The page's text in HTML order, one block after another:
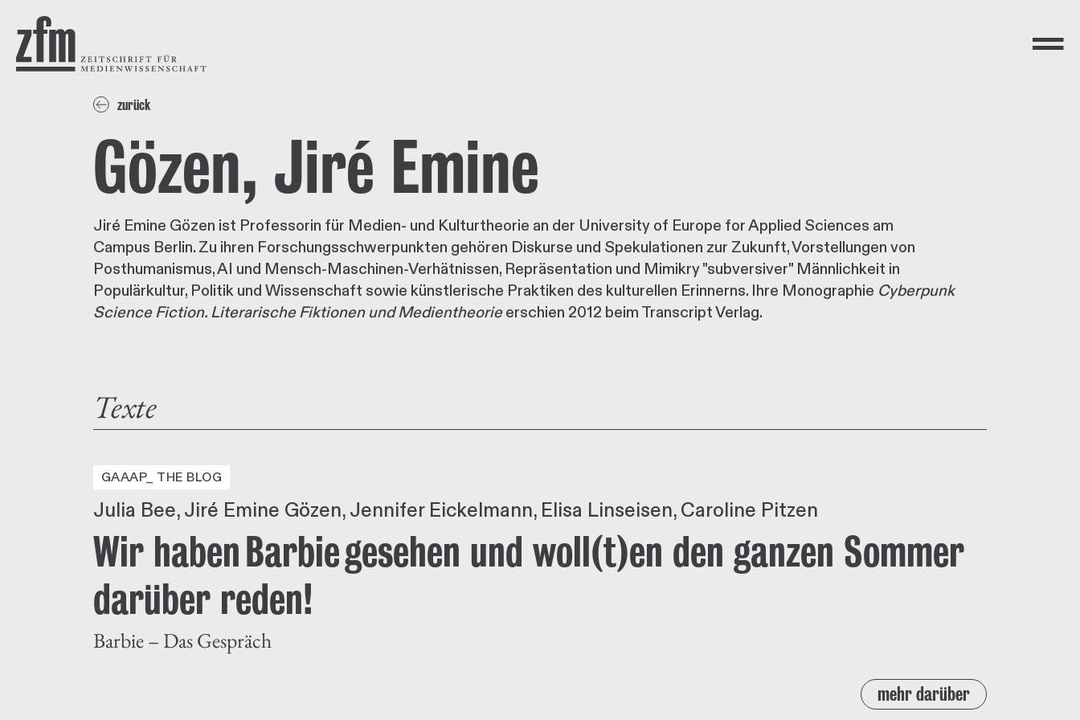
ZEITSCHRIFT FÜR
MEDIENWISSENSCHAFT
Menü
zurück
Gözen, Jiré Emine
Jiré Emine Gözen ist Professorin für Medien- und Kulturtheorie an der University of Europe for Applied Sciences am
Campus Berlin. Zu ihren Forschungsschwerpunkten gehören Diskurse und Spekulationen zur Zukunft, Vorstellungen von
Posthumanismus, AI und Mensch-Maschinen-Verhätnissen, Repräsentation und Mimikry "subversiver" Männlichkeit in
Populärkultur, Politik und Wissenschaft sowie künstlerische Praktiken des kulturellen Erinnerns. Ihre Monographie Cyberpunk
Science Fiction. Literarische Fiktionen und Medientheorieerschien 2012 beim Transcript Verlag.
Texte
GAAAP_ THE BLOG
Julia Bee Jiré Emine Gözen Jennifer Eickelmann Elisa Linseisen Caroline Pitzen
Wir haben Barbie gesehen und woll(t)en den ganzen Sommer
darüber reden!
Barbie – Das Gespräch
mehr darüber